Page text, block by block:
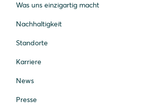
Was uns einzigartig macht
Nachhaltigkeit
Standorte
Karriere
News
Presse